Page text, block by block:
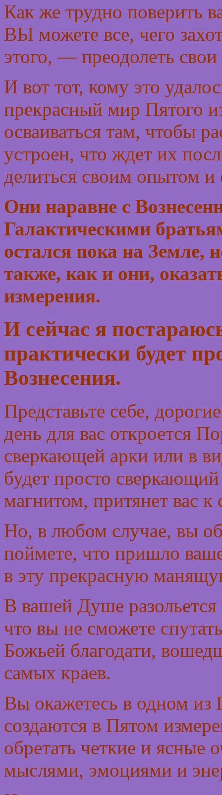
Как же трудно поверить
ВЫ можете все, чего
этого, — преодолеть
И вот тот, кому это
прекрасный мир Пятого
осваиваться там, чтобы
устроен, что ждет их
делиться своим опытом
Они наравне с
Галактическими
остался пока на Земле,
также, как и они,
измерения.
И сейчас я
практически будет
Вознесения.
Представьте себе,
день для вас откроется
сверкающей арки или в
будет просто
магнитом, притянет вас к
Но, в любом случае, вы
поймете, что пришло
в эту прекрасную
В вашей Душе разольется
что вы не сможете
Божьей благодати,
самых краев.
Вы окажетесь в одном из
создаются в Пятом
обретать четкие и ясные
мыслями, эмоциями и